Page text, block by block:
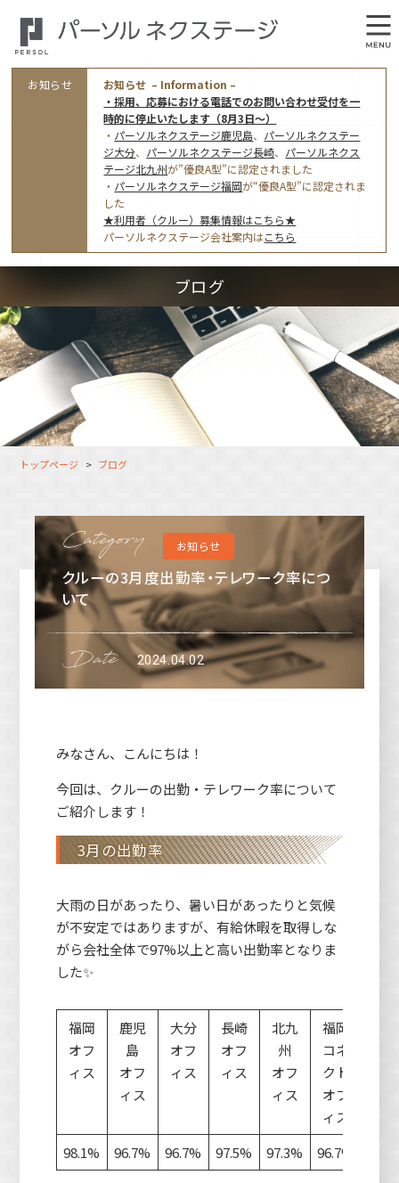
オフィス案内・アクセス
アクセストップ
東京オフィス
福岡オフィス
鹿児島オフィス
大分オフィス
長崎オフィス
福岡コネクトオフィス
松山オフィス
広島オフィス
高松オフィス
事業モデルと仕事内容
ワークスタイル
指定就労継続支援Ａ型事業所にかかる情報公表
採用情報トップ
利用者（クルー）募集
支援スタッフ（タレント） 募集
利用者（クルー）データ
お知らせ
お知らせ – Information –
・採用、応募における電話でのお問い合わせ受付を一
時的に停止いたします（8月3日～）
・ パーソルネクステージ鹿児島、 パーソルネクステー
ジ大分、 パーソルネクステージ長崎、 パーソルネクス
テージ北九州が”優良A型”に認定されました
・ パーソルネクステージ福岡が“優良A型”に認定されま
した
★利用者（クルー）募集情報はこちら★
パーソルネクステージ会社案内はこちら
ブログ
トップページ ブログ
お知らせ
クルーの3月度出勤率・テレワーク率につ
いて
2024.04.02
みなさん、こんにちは！
今回は、クルーの出勤・テレワーク率について
ご紹介します！
3月の出勤率
大雨の日があったり、暑い日があったりと気候
が不安定ではありますが、有給休暇を取得しな
がら会社全体で97%以上と高い出勤率となりま
した✨
福岡
オフ
ィス
鹿児
島
オフ
ィス
大分
オフ
ィス
長崎
オフ
ィス
北九
州
オフ
ィス
福岡
コネ
クト
オフ
ィス
98.1%
96.7% 96.7% 97.5% 97.3% 96.7%